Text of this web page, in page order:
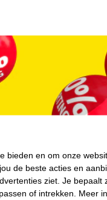
bieden en om onze
de beste acties en
ziet. Je bepaalt
of intrekken.
Meer